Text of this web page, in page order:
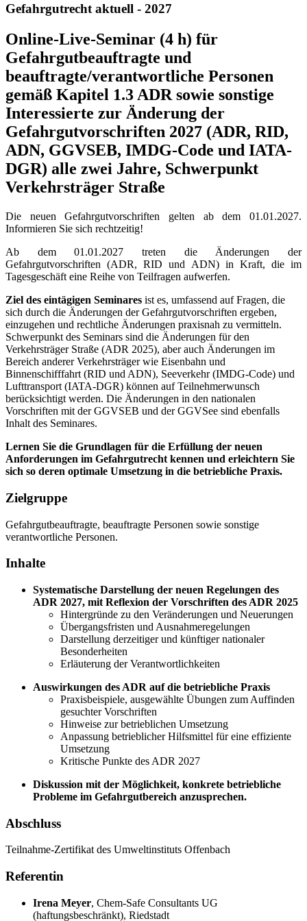
Gefahrgutrecht aktuell - 2027
Online-Live-Seminar (4 h) für
Gefahrgutbeauftragte und
beauftragte/verantwortliche Personen
gemäß Kapitel 1.3 ADR sowie sonstige
Interessierte zur Änderung der
Gefahrgutvorschriften 2027 (ADR, RID,
ADN, GGVSEB, IMDG-Code und IATA-
DGR) alle zwei Jahre, Schwerpunkt
Verkehrsträger Straße
Die neuen Gefahrgutvorschriften gelten ab dem 01.01.2027.
Informieren Sie sich rechtzeitig!
Ab dem 01.01.2027 treten die Änderungen der
Gefahrgutvorschriften (ADR, RID und ADN) in Kraft, die im
Tagesgeschäft eine Reihe von Teilfragen aufwerfen.
Ziel des eintägigen Seminares ist es, umfassend auf Fragen, die
sich durch die Änderungen der Gefahrgutvorschriften ergeben,
einzugehen und rechtliche Änderungen praxisnah zu vermitteln.
Schwerpunkt des Seminars sind die Änderungen für den
Verkehrsträger Straße (ADR 2025), aber auch Änderungen im
Bereich anderer Verkehrsträger wie Eisenbahn und
Binnenschifffahrt (RID und ADN), Seeverkehr (IMDG-Code) und
Lufttransport (IATA-DGR) können auf Teilnehmerwunsch
berücksichtigt werden. Die Änderungen in den nationalen
Vorschriften mit der GGVSEB und der GGVSee sind ebenfalls
Inhalt des Seminares.
Lernen Sie die Grundlagen für die Erfüllung der neuen
Anforderungen im Gefahrgutrecht kennen und erleichtern Sie
sich so deren optimale Umsetzung in die betriebliche Praxis.
Zielgruppe
Gefahrgutbeauftragte, beauftragte Personen sowie sonstige
verantwortliche Personen.
Inhalte
Systematische Darstellung der neuen Regelungen des
ADR 2027, mit Reflexion der Vorschriften des ADR 2025
Hintergründe zu den Veränderungen und Neuerungen
Übergangsfristen und Ausnahmeregelungen
Darstellung derzeitiger und künftiger nationaler
Besonderheiten
Erläuterung der Verantwortlichkeiten
Auswirkungen des ADR auf die betriebliche Praxis
Praxisbeispiele, ausgewählte Übungen zum Auffinden
gesuchter Vorschriften
Hinweise zur betrieblichen Umsetzung
Anpassung betrieblicher Hilfsmittel für eine effiziente
Umsetzung
Kritische Punkte des ADR 2027
Diskussion mit der Möglichkeit, konkrete betriebliche
Probleme im Gefahrgutbereich anzusprechen.
Abschluss
Teilnahme-Zertifikat des Umweltinstituts Offenbach
Referentin
Irena Meyer, Chem-Safe Consultants UG
(haftungsbeschränkt), Riedstadt